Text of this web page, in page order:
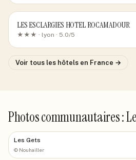
LES ESCLARGIES HOTEL ROCAMADOUR
★★★ · lyon · 5.0/5
Voir tous les hôtels en France →
Photos communautaires :
Les Gets
© Nouhailler